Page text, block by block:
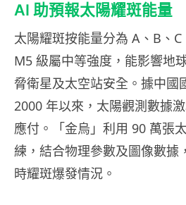
AI 助預報太陽耀斑能量
太陽耀斑按能量分為 A、B、
M5 級屬中等強度，能影響地
脅衛星及太空站安全。據中國
2000 年以來，太陽觀測數據
應付。「金烏」利用 90 萬張
練，結合物理參數及圖像數據
時耀斑爆發情況。